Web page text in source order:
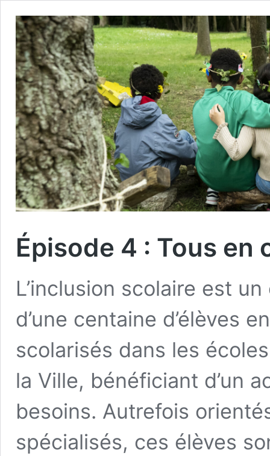
Épisode 4 : Tous en
L’inclusion scolaire est
d’une centaine d’élèves
scolarisés dans les
la Ville, bénéficiant d’un
besoins. Autrefois
spécialisés, ces élèves